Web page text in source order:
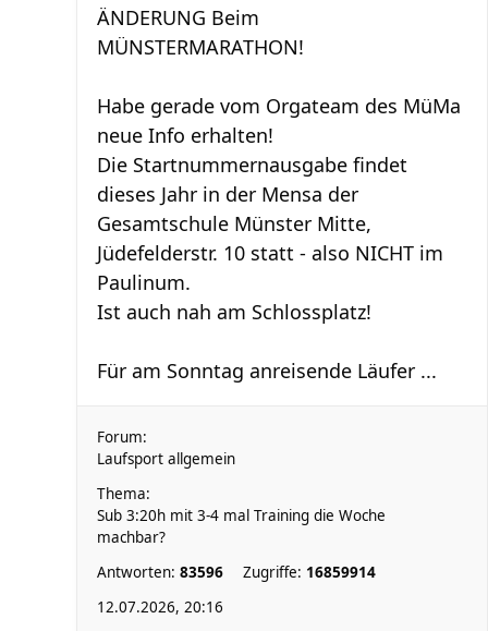
ÄNDERUNG Beim
MÜNSTERMARATHON!
Habe gerade vom Orgateam des MüMa
neue Info erhalten!
Die Startnummernausgabe findet
dieses Jahr in der Mensa der
Gesamtschule Münster Mitte,
Jüdefelderstr. 10 statt - also NICHT im
Paulinum.
Ist auch nah am Schlossplatz!
Für am Sonntag anreisende Läufer ...
Forum:
Laufsport allgemein
Thema:
Sub 3:20h mit 3-4 mal Training die Woche
machbar?
Antworten: 83596 Zugriffe: 16859914
12.07.2026, 20:16